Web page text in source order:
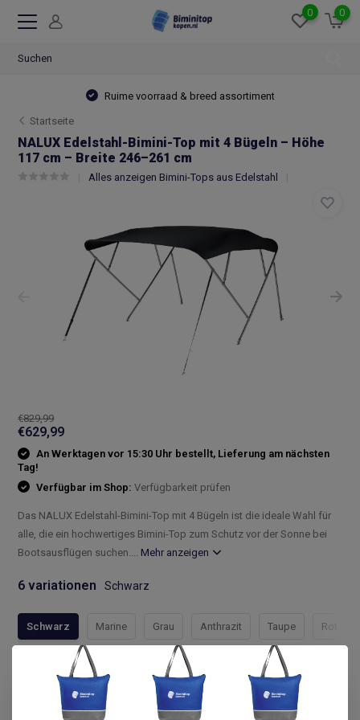
0 0
Ruime voorraad & breed assortiment
Startseite
NALUX Edelstahl-Bimini-Top mit 4 Bügeln – Höhe
117 cm – Breite 246–261 cm
Alles anzeigen Bimini-Tops aus Edelstahl
€829,99
€629,99
An Werktagen vor 15:30 Uhr bestellt, Lieferung am nächsten
Tag!
Verfügbar im Shop:Verfügbarkeit prüfen
Das NALUX Edelstahl-Bimini-Top mit 4 Bügeln ist die ideale Wahl für
alle, die ein hochwertiges Bimini-Top zum Schutz vor der Sonne bei
Bootsausflügen suchen.... Mehr anzeigen
6 variationen Schwarz
Schwarz Marine Grau Anthrazit Taupe Rot
Compleet assortiment
Snelle levering